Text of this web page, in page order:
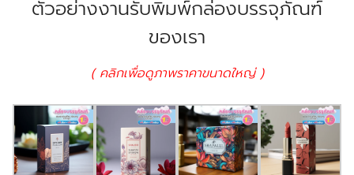
ตัวอย่างงานรับพิมพ์กล่องบรรจุภัณฑ์
ของเรา
( คลิกเพื่อดูภาพราคาขนาดใหญ่ )